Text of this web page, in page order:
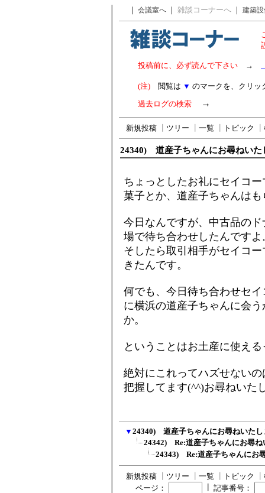
｜ 会議室へ ｜ 雑談コーナーへ ｜ 建築
投稿前に、必ず読んで下さい →
(注) 閲覧は ▼ のマークを、クリッ
過去ログの検索 →
新規投稿 ツリー 一覧 トピック
24340) 道産子ちゃんにお尋ねいた
ちょっとしたお礼にセイコ
菓子とか、道産子ちゃんは
今日なんですが、中古品の
場で待ち合わせしたんですよ
そしたら取引相手がセイコ
きたんです。
何でも、今日待ち合わせセ
に横浜の道産子ちゃんに会
か。
ということはお土産に使え
絶対にこれってハズせない
把握してます(^^)お尋ねいた
▼ 24340) 道産子ちゃんにお尋ねいたし
24342) Re:道産子ちゃんにお尋ね
24343) Re:道産子ちゃんにお
新規投稿 ツリー 一覧 トピック
ページ：
記事番号：